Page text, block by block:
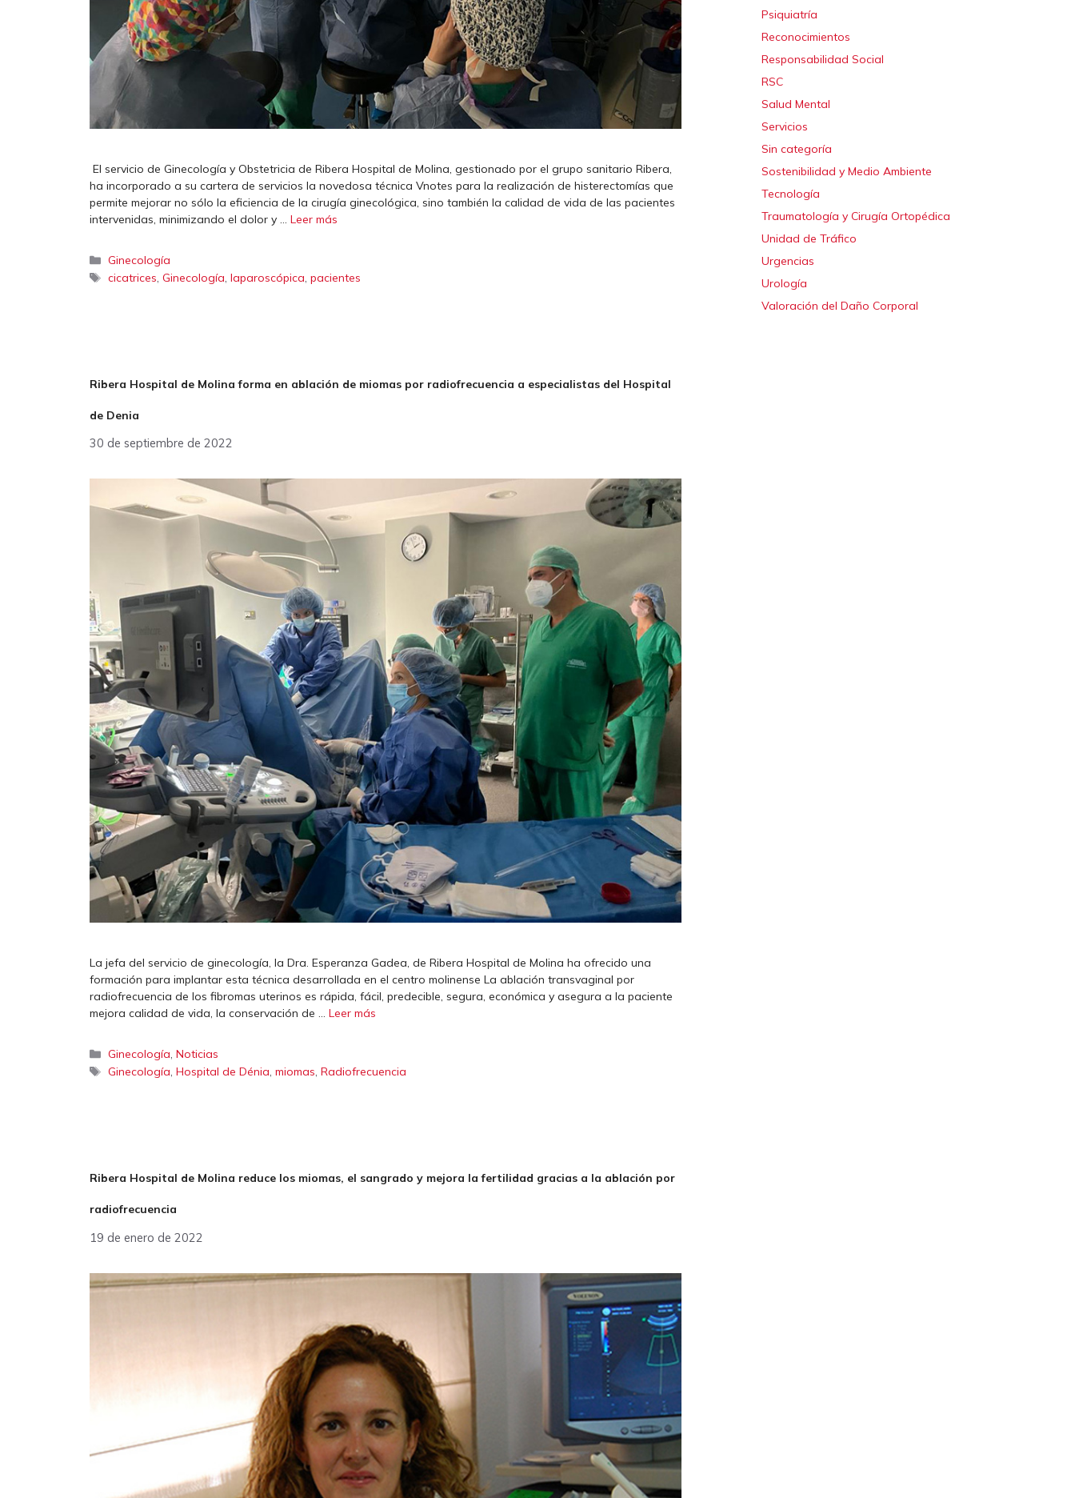
El servicio de Ginecología y Obstetricia de Ribera Hospital de Molina, gestionado por el grupo sanitario Ribera,
ha incorporado a su cartera de servicios la novedosa técnica Vnotes para la realización de histerectomías que
permite mejorar no sólo la eficiencia de la cirugía ginecológica, sino también la calidad de vida de las pacientes
intervenidas, minimizando el dolor y … Leer más
Categorías
Ginecología
Etiquetas
cicatrices,Ginecología,laparoscópica,pacientes
Ribera Hospital de Molina forma en ablación de miomas por radiofrecuencia a especialistas del Hospital
de Denia
30 de septiembre de 2022
La jefa del servicio de ginecología, la Dra. Esperanza Gadea, de Ribera Hospital de Molina ha ofrecido una
formación para implantar esta técnica desarrollada en el centro molinense La ablación transvaginal por
radiofrecuencia de los fibromas uterinos es rápida, fácil, predecible, segura, económica y asegura a la paciente
mejora calidad de vida, la conservación de … Leer más
Categorías
Ginecología,Noticias
Etiquetas
Ginecología,Hospital de Dénia,miomas,Radiofrecuencia
Ribera Hospital de Molina reduce los miomas, el sangrado y mejora la fertilidad gracias a la ablación por
radiofrecuencia
19 de enero de 2022
Psiquiatría
Reconocimientos
Responsabilidad Social
RSC
Salud Mental
Servicios
Sin categoría
Sostenibilidad y Medio Ambiente
Tecnología
Traumatología y Cirugía Ortopédica
Unidad de Tráfico
Urgencias
Urología
Valoración del Daño Corporal